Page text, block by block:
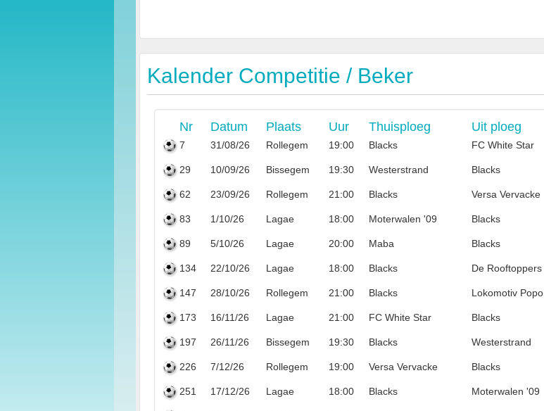
Kalender Competitie / Beker
Nr Datum Plaats Uur Thuisploeg Uit ploeg
7 31/08/26 Rollegem 19:00 Blacks FC White Star
29 10/09/26 Bissegem 19:30 Westerstrand Blacks
62 23/09/26 Rollegem 21:00 Blacks Versa Vervacke
83 1/10/26 Lagae 18:00 Moterwalen '09 Blacks
89 5/10/26 Lagae 20:00 Maba Blacks
134 22/10/26 Lagae 18:00 Blacks De Rooftoppers
147 28/10/26 Rollegem 21:00 Blacks Lokomotiv Popo
173 16/11/26 Lagae 21:00 FC White Star Blacks
197 26/11/26 Bissegem 19:30 Blacks Westerstrand
226 7/12/26 Rollegem 19:00 Versa Vervacke Blacks
251 17/12/26 Lagae 18:00 Blacks Moterwalen '09